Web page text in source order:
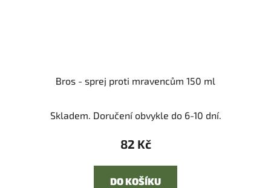
Bros - sprej proti mravencům 150 ml
Skladem. Doručení obvykle do 6-10 dní.
82 Kč
DO KOŠÍKU